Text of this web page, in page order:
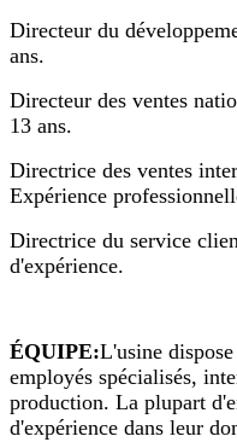
Directeur du
ans.
Directeur des ventes
13 ans.
Directrice des ventes
Expérience
Directrice du service
d'expérience.
ÉQUIPE:L'usine
employés spécialisés,
production. La plupart
d'expérience dans leur